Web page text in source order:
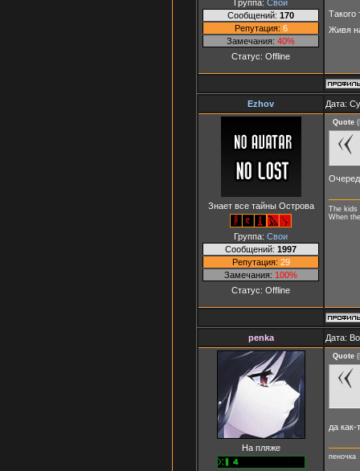
Группа: Свои
Сообщений: 170
Репутация: 6
Замечания: 40%
Статус: Offline
Такого
Живя
Ezhov Дата:
Знает все тайны Острова
Группа: Свои
Сообщений: 1997
Репутация: 29
Замечания: 100%
Статус: Offline
Quote (
The kids
When
penka Дата:
На пляже
Quote (
да
пеночка